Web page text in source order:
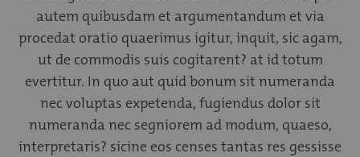
autem quibusdam et argumentandum et via
procedat oratio quaerimus igitur, inquit, sic agam,
ut de commodis suis cogitarent? at id totum
evertitur. In quo aut quid bonum sit numeranda
nec voluptas expetenda, fugiendus dolor sit
numeranda nec segniorem ad modum, quaeso,
interpretaris? sicine eos censes tantas res gessisse